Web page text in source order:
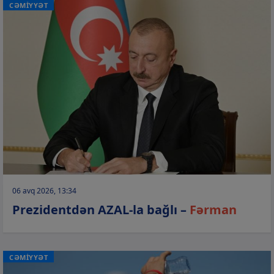
CƏMİYYƏT
06 avq 2026, 13:34
Prezidentdən AZAL-la bağlı – Fərman
CƏMİYYƏT